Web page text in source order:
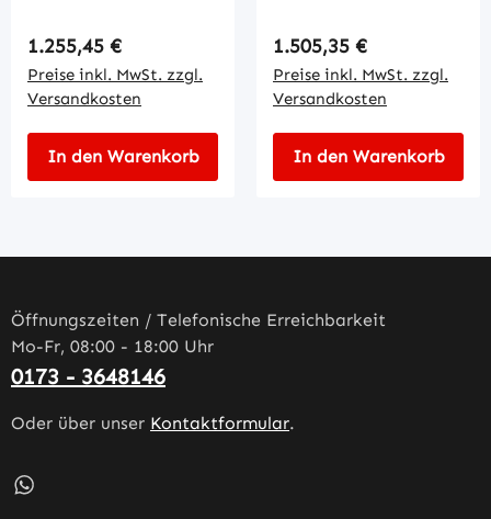
Regulärer Preis:
1.255,45 €
Preise inkl. MwSt. zzgl.
Versandkosten
In den Warenkorb
Regulärer Preis:
1.505,35 €
Preise inkl. MwSt. zzgl.
Versandkosten
In den Warenkorb
Öffnungszeiten / Telefonische Erreichbarkeit
Mo-Fr, 08:00 - 18:00 Uhr
0173 - 3648146
Oder über unser Kontaktformular.
Schreib uns auf WhatsApp – öffnet in neuem Tab